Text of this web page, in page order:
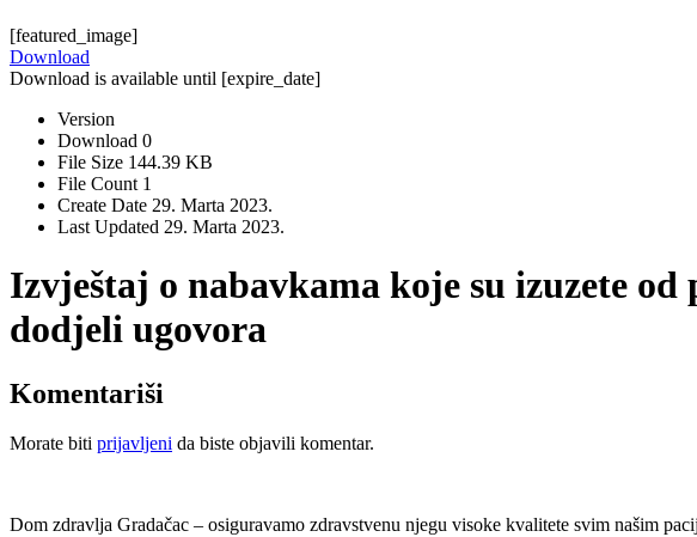
[featured_image]
Download
Download is available until [expire_date]
Version
Download 0
File Size 144.39 KB
File Count 1
Create Date 29. Marta 2023.
Last Updated 29. Marta 2023.
Izvještaj o nabavkama koje su izuzete
dodjeli ugovora
Komentariši
Morate biti prijavljeni da biste objavili komentar.
Dom zdravlja Gradačac – osiguravamo zdravstvenu njegu visoke kvalitete svim našim